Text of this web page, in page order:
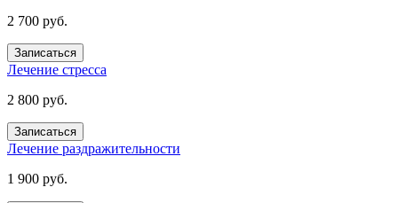
2 700 руб.
Записаться
Лечение стресса
2 800 руб.
Записаться
Лечение раздражительности
1 900 руб.